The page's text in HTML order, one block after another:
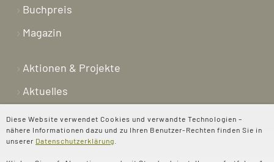
Diese Website verwendet Cookies und verwandte Technologien –
nähere Informationen dazu und zu Ihren Benutzer-Rechten finden Sie in
unserer Datenschutzerklärung
Buchpreis
Magazin
Aktionen & Projekte
Aktuelles
Newsletter
Shop